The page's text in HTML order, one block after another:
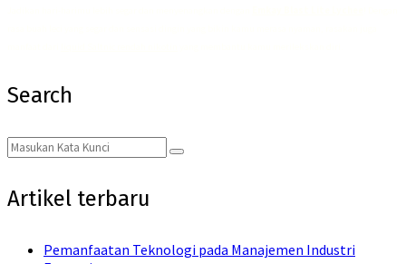
Search
Search
for:
Search
Artikel terbaru
Pemanfaatan Teknologi pada Manajemen Industri